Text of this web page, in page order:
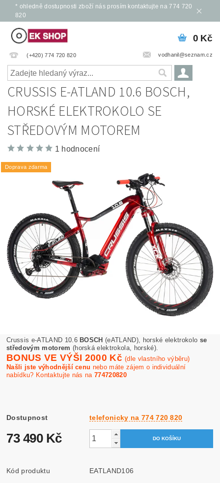
* ohledně dostupnosti zboží nás prosím kontaktujte na 774 720
820
(+420) 774 720 820 vodhanil@seznam.cz
0 Kč
CRUSSIS E-ATLAND 10.6 BOSCH,
HORSKÉ ELEKTROKOLO SE
STŘEDOVÝM MOTOREM
1 hodnocení
Doprava zdarma
Crussis e-ATLAND 10.6 BOSCH (eATLAND), horské elektrokolo se
středovým motorem (horská elektrokola, horské).
BONUS VE VÝŠI 2000 Kč (dle vlastního výběru)
Našli jste výhodnější cenu nebo máte zájem o individuální
nabídku? Kontaktujte nás na774720820
Dostupnost telefonicky na 774 720 820
73 490 Kč
Kód produktu EATLAND106